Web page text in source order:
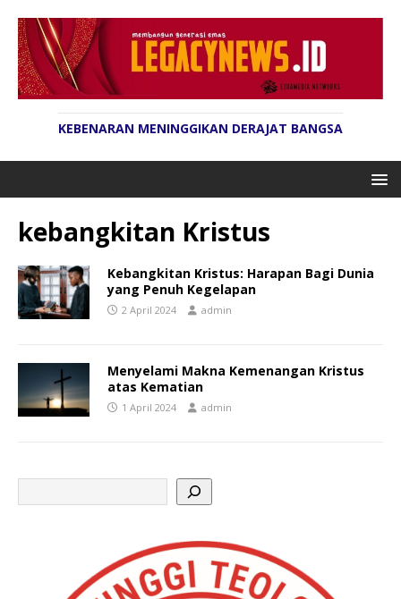
KEBENARAN MENINGGIKAN DERAJAT BANGSA
kebangkitan Kristus
Kebangkitan Kristus: Harapan Bagi Dunia
yang Penuh Kegelapan
2 April 2024 admin
Menyelami Makna Kemenangan Kristus
atas Kematian
1 April 2024 admin